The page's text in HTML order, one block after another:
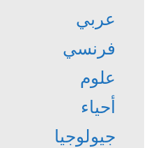
عربي
فرنسي
علوم
أحياء
جيولوجيا